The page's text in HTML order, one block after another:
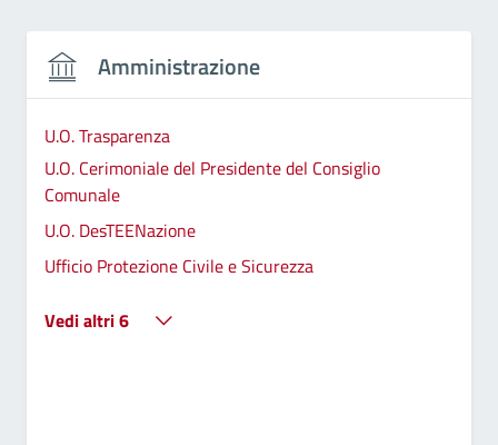
Amministrazione
U.O. Trasparenza
U.O. Cerimoniale del Presidente del Consiglio
Comunale
U.O. DesTEENazione
Ufficio Protezione Civile e Sicurezza
Vedi altri 6